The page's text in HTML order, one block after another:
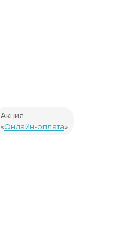
Акция
«Онлайн-оплата»